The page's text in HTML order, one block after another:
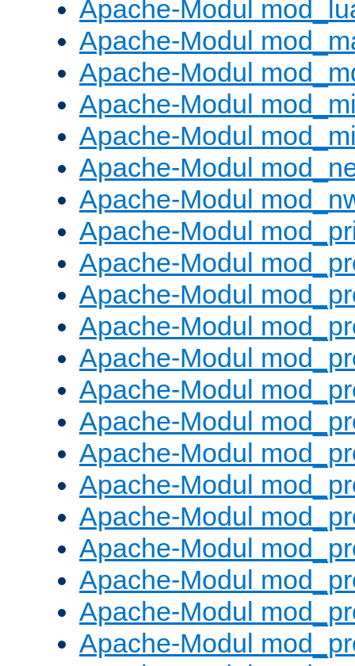
Apache-Modul
Apache-Modul
Apache-Modul
Apache-Modul
Apache-Modul
Apache-Modul
Apache-Modul
Apache-Modul
Apache-Modul
Apache-Modul
Apache-Modul
Apache-Modul
Apache-Modul
Apache-Modul
Apache-Modul
Apache-Modul
Apache-Modul
Apache-Modul
Apache-Modul
Apache-Modul
Apache-Modul